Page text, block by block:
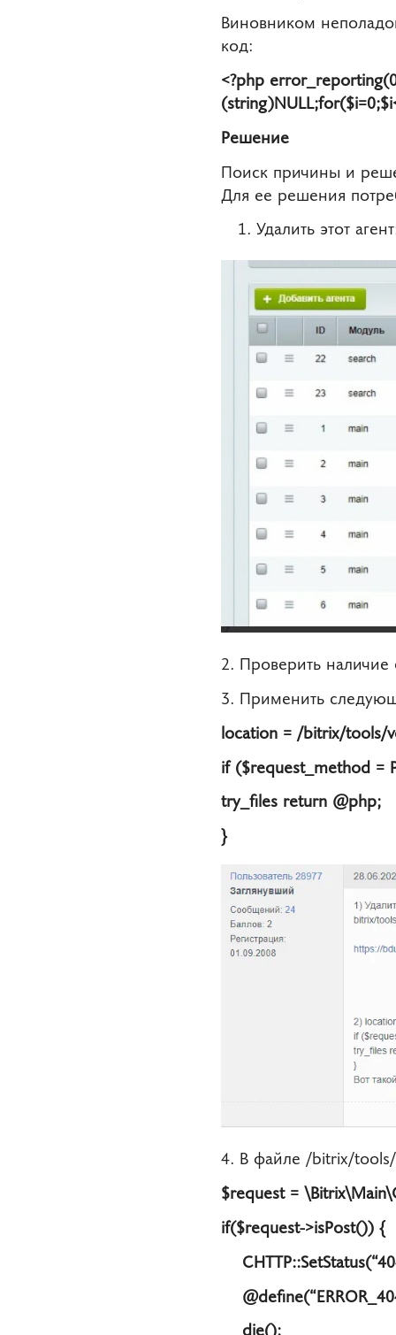
Виновником
код:
<?php
Решение
Поиск причины и
Для ее решения
Удалить этот
2. Проверить
3. Применить
location = /bitrix/tools/
if ($request_method =
try_files return @php;
}
4. В файле /bitrix/
$request =
if($request->isPost()) {
die();